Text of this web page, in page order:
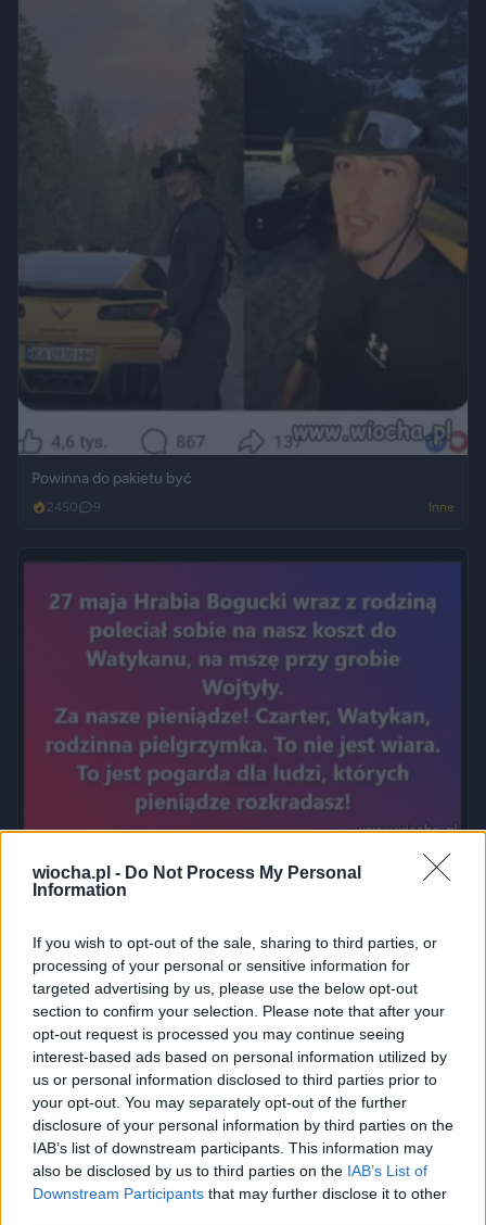
wiocha.pl - Do Not Process My Personal
Information
If you wish to opt-out of the sale, sharing to third parties, or
processing of your personal or sensitive information for
targeted advertising by us, please use the below opt-out
section to confirm your selection. Please note that after your
opt-out request is processed you may continue seeing
interest-based ads based on personal information utilized by
us or personal information disclosed to third parties prior to
your opt-out. You may separately opt-out of the further
disclosure of your personal information by third parties on the
IAB’s list of downstream participants. This information may
also be disclosed by us to third parties on the IAB’s List of
Downstream Participants that may further disclose it to other
Powinna do pakietu być
2450 9 Inne
Jak to nazwać złodziejstwo? Oszustwo? Malwersacja? A Ty
jak...
Ktoś kupił tanie działki i narzeka na hałas
2400 3